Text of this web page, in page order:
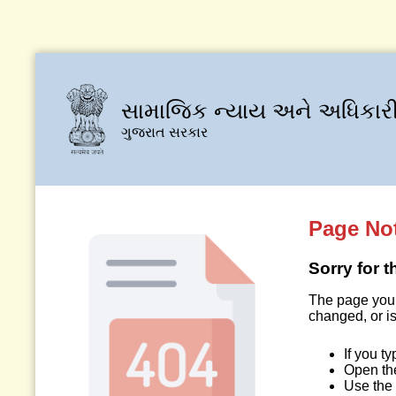
સામાજિક ન્યાય અને
ગુજરાત સરકાર
Page
Sorry for
The page
changed, or
If you
Open
Use